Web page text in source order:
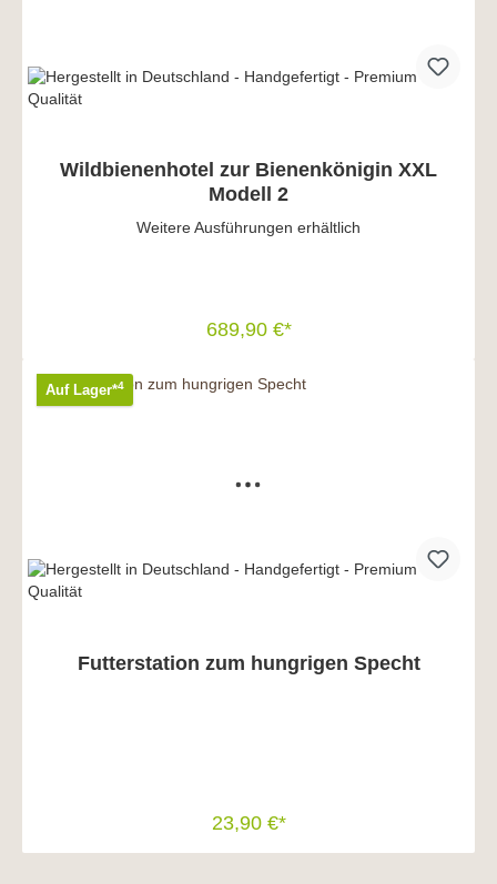
Wildbienenhotel zur Bienenkönigin XXL
Modell 2
Weitere Ausführungen erhältlich
689,90 €*
In den Warenkorb
Auf Lager*4
Futterstation zum hungrigen Specht
23,90 €*